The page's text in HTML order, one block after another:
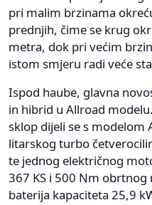
pri malim brzinama
prednjih, čime se krug
metra, dok pri većim
istom smjeru radi veće
Ispod haube, glavna
in hibrid u Allroad
sklop dijeli se s modelom
litarskog turbo
te jednog električnog
367 KS i 500 Nm
baterija kapaciteta 25,9